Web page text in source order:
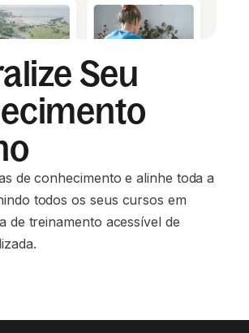
Seu
de conhecimento e alinhe toda a
todos os seus cursos em
de treinamento acessível de